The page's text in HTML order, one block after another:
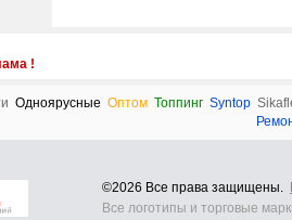
!
Одноярусные Оптом Топпинг Syntop
©2026 Все права защищены.
Все логотипы и торговые